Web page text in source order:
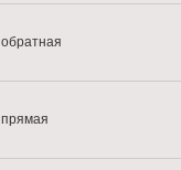
обратная
прямая